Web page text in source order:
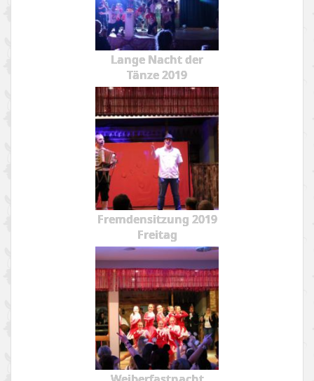
Lange Nacht der
Tänze 2019
Fremdensitzung 2019
Freitag